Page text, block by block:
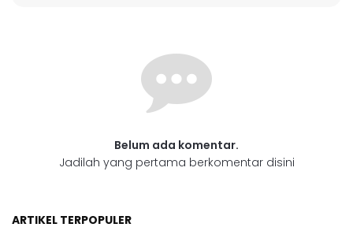
Belum ada komentar.
Jadilah yang pertama berkomentar disini
ARTIKEL TERPOPULER